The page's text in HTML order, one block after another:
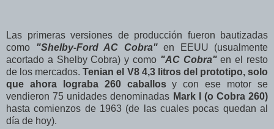
Las primeras versiones de producción fueron bautizadas
como "Shelby-Ford AC Cobra"en EEUU (usualmente
acortado a Shelby Cobra) y como "AC Cobra"en el resto
de los mercados.Tenian el V8 4,3 litros del prototipo, solo
que ahora lograba 260 caballosy con ese motor se
vendieron 75 unidades denominadas Mark I (o Cobra 260)
hasta comienzos de 1963 (de las cuales pocas quedan al
día de hoy).